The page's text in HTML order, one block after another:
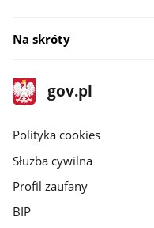
Na skróty
stopka
gov.pl
Strona
gov.pl
gov.pl
Polityka cookies
Służba cywilna
Profil zaufany
BIP